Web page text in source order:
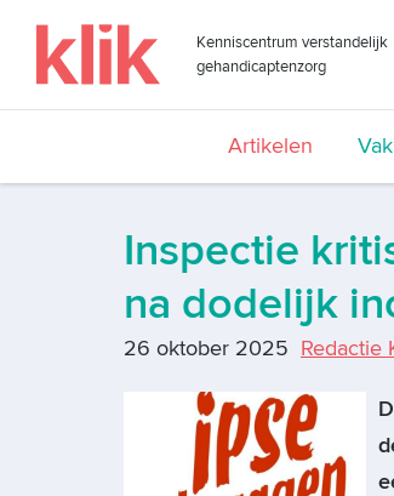
Kenniscentrum verstandelijk
gehandicaptenzorg
Artikelen
Inspectie
na dodelijk
26 oktober 2025 Redactie